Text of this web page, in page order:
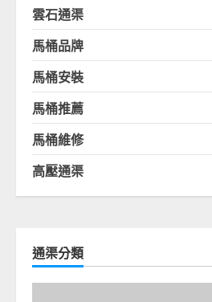
雲石通渠
馬桶品牌
馬桶安裝
馬桶推薦
馬桶維修
高壓通渠
通渠分類